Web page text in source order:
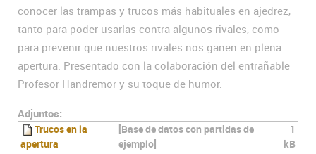
conocer las trampas y trucos más habituales en ajedrez,
tanto para poder usarlas contra algunos rivales, como
para prevenir que nuestros rivales nos ganen en plena
apertura. Presentado con la colaboración del entrañable
Profesor Handremor y su toque de humor.
Adjuntos:
Trucos en la
apertura
[Base de datos con partidas de
ejemplo]
1
kB